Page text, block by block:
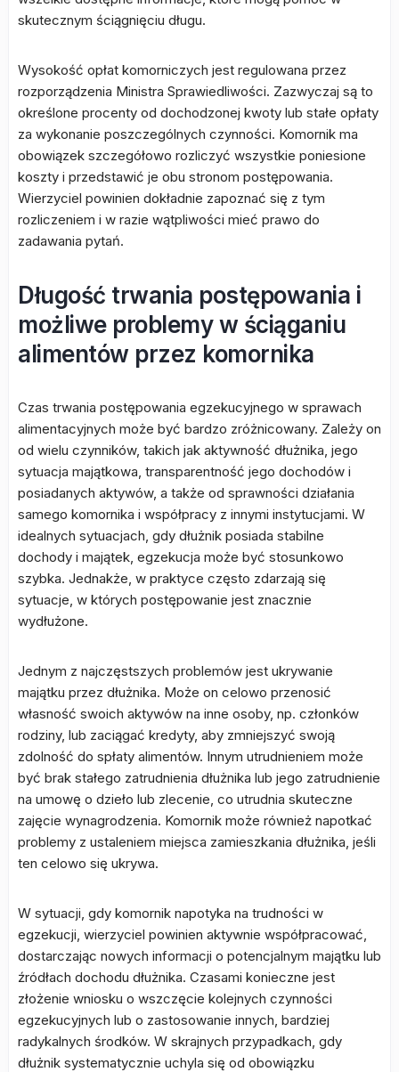
skutecznym ściągnięciu długu.
Wysokość opłat komorniczych jest regulowana przez
rozporządzenia Ministra Sprawiedliwości. Zazwyczaj są to
określone procenty od dochodzonej kwoty lub stałe opłaty
za wykonanie poszczególnych czynności. Komornik ma
obowiązek szczegółowo rozliczyć wszystkie poniesione
koszty i przedstawić je obu stronom postępowania.
Wierzyciel powinien dokładnie zapoznać się z tym
rozliczeniem i w razie wątpliwości mieć prawo do
zadawania pytań.
Długość trwania postępowania i
możliwe problemy w ściąganiu
alimentów przez komornika
Czas trwania postępowania egzekucyjnego w sprawach
alimentacyjnych może być bardzo zróżnicowany. Zależy on
od wielu czynników, takich jak aktywność dłużnika, jego
sytuacja majątkowa, transparentność jego dochodów i
posiadanych aktywów, a także od sprawności działania
samego komornika i współpracy z innymi instytucjami. W
idealnych sytuacjach, gdy dłużnik posiada stabilne
dochody i majątek, egzekucja może być stosunkowo
szybka. Jednakże, w praktyce często zdarzają się
sytuacje, w których postępowanie jest znacznie
wydłużone.
Jednym z najczęstszych problemów jest ukrywanie
majątku przez dłużnika. Może on celowo przenosić
własność swoich aktywów na inne osoby, np. członków
rodziny, lub zaciągać kredyty, aby zmniejszyć swoją
zdolność do spłaty alimentów. Innym utrudnieniem może
być brak stałego zatrudnienia dłużnika lub jego zatrudnienie
na umowę o dzieło lub zlecenie, co utrudnia skuteczne
zajęcie wynagrodzenia. Komornik może również napotkać
problemy z ustaleniem miejsca zamieszkania dłużnika, jeśli
ten celowo się ukrywa.
W sytuacji, gdy komornik napotyka na trudności w
egzekucji, wierzyciel powinien aktywnie współpracować,
dostarczając nowych informacji o potencjalnym majątku lub
źródłach dochodu dłużnika. Czasami konieczne jest
złożenie wniosku o wszczęcie kolejnych czynności
egzekucyjnych lub o zastosowanie innych, bardziej
radykalnych środków. W skrajnych przypadkach, gdy
dłużnik systematycznie uchyla się od obowiązku